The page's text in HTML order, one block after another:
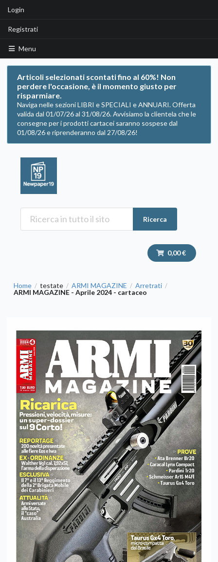
Login
Registrati
Menu
Articoli selezionati scontati fino al 60%! Non
perdere l'occasione, è il momento giusto per
risparmiare.
Naviga nelle sezioni LIBRI e SPECIALI e ANNUARI. Offerta
valida dal 01/07/26 al 31/08/26. Avvisiamo la clientela che le
consegne per i prodotti cartacei saranno sospese dal
01/08/26 e riprenderanno dal 27/08/26!
Ricerca
0,00 €
Home / testate / ARMI MAGAZINE / Arretrati /
ARMI MAGAZINE - Aprile 2024 - cartaceo